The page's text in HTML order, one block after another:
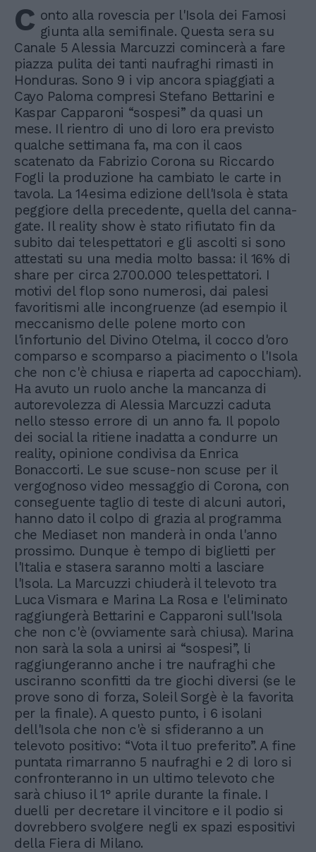
C onto alla rovescia per l'Isola dei Famosi
giunta alla semifinale. Questa sera su
Canale 5 Alessia Marcuzzi comincerà a fare
piazza pulita dei tanti naufraghi rimasti in
Honduras. Sono 9 i vip ancora spiaggiati a
Cayo Paloma compresi Stefano Bettarini e
Kaspar Capparoni “sospesi” da quasi un
mese. Il rientro di uno di loro era previsto
qualche settimana fa, ma con il caos
scatenato da Fabrizio Corona su Riccardo
Fogli la produzione ha cambiato le carte in
tavola. La 14esima edizione dell'Isola è stata
peggiore della precedente, quella del canna-
gate. Il reality show è stato rifiutato fin da
subito dai telespettatori e gli ascolti si sono
attestati su una media molto bassa: il 16% di
share per circa 2.700.000 telespettatori. I
motivi del flop sono numerosi, dai palesi
favoritismi alle incongruenze (ad esempio il
meccanismo delle polene morto con
l'infortunio del Divino Otelma, il cocco d'oro
comparso e scomparso a piacimento o l'Isola
che non c'è chiusa e riaperta ad capocchiam).
Ha avuto un ruolo anche la mancanza di
autorevolezza di Alessia Marcuzzi caduta
nello stesso errore di un anno fa. Il popolo
dei social la ritiene inadatta a condurre un
reality, opinione condivisa da Enrica
Bonaccorti. Le sue scuse-non scuse per il
vergognoso video messaggio di Corona, con
conseguente taglio di teste di alcuni autori,
hanno dato il colpo di grazia al programma
che Mediaset non manderà in onda l'anno
prossimo. Dunque è tempo di biglietti per
l'Italia e stasera saranno molti a lasciare
l'Isola. La Marcuzzi chiuderà il televoto tra
Luca Vismara e Marina La Rosa e l'eliminato
raggiungerà Bettarini e Capparoni sull'Isola
che non c'è (ovviamente sarà chiusa). Marina
non sarà la sola a unirsi ai “sospesi”, li
raggiungeranno anche i tre naufraghi che
usciranno sconfitti da tre giochi diversi (se le
prove sono di forza, Soleil Sorgè è la favorita
per la finale). A questo punto, i 6 isolani
dell'Isola che non c'è si sfideranno a un
televoto positivo: “Vota il tuo preferito”. A fine
puntata rimarranno 5 naufraghi e 2 di loro si
confronteranno in un ultimo televoto che
sarà chiuso il 1° aprile durante la finale. I
duelli per decretare il vincitore e il podio si
dovrebbero svolgere negli ex spazi espositivi
della Fiera di Milano.